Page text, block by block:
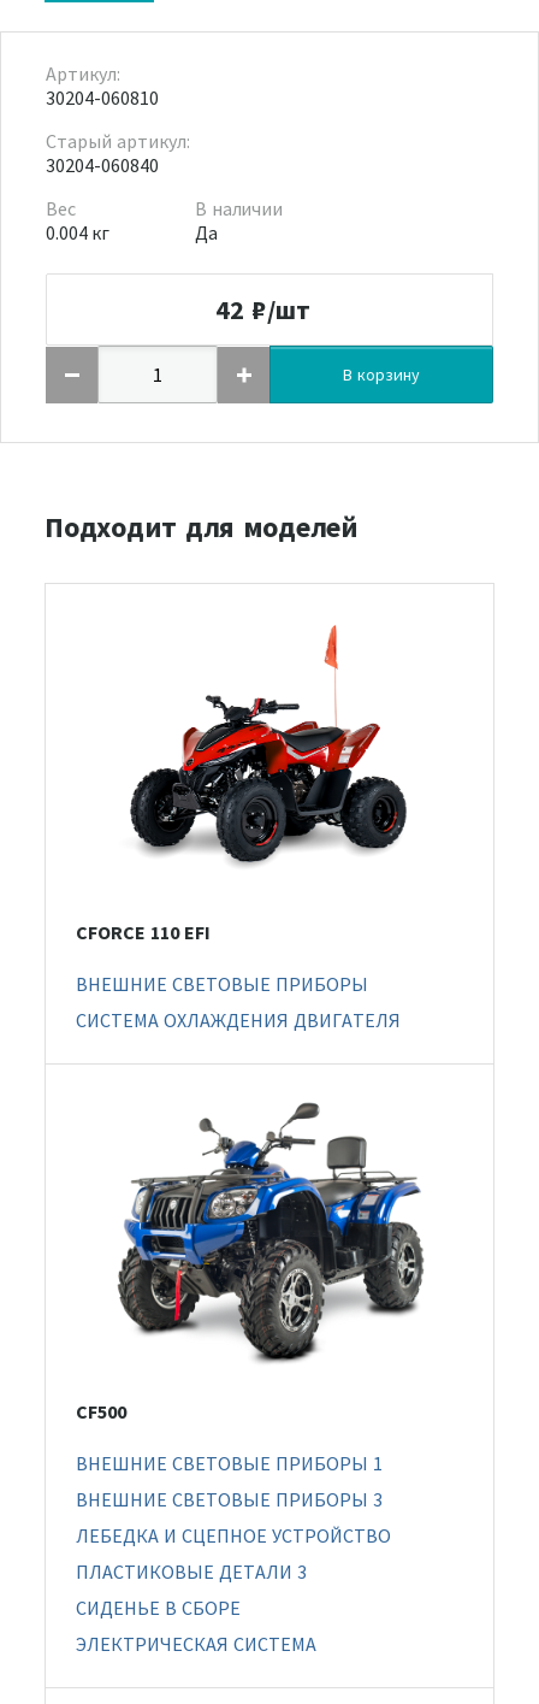
Артикул:
30204-060810
Старый артикул:
30204-060840
Вес
0.004 кг
В наличии
Да
42 ₽/шт
В корзину
Подходит для моделей
CFORCE 110 EFI
ВНЕШНИЕ СВЕТОВЫЕ ПРИБОРЫ
СИСТЕМА ОХЛАЖДЕНИЯ ДВИГАТЕЛЯ
CF500
ВНЕШНИЕ СВЕТОВЫЕ ПРИБОРЫ 1
ВНЕШНИЕ СВЕТОВЫЕ ПРИБОРЫ 3
ЛЕБЕДКА И СЦЕПНОЕ УСТРОЙСТВО
ПЛАСТИКОВЫЕ ДЕТАЛИ 3
СИДЕНЬЕ В СБОРЕ
ЭЛЕКТРИЧЕСКАЯ СИСТЕМА